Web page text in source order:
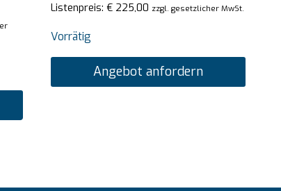
Listenpreis: €225,00 zzgl. gesetzlicher MwSt.
Vorrätig
Angebot anfordern